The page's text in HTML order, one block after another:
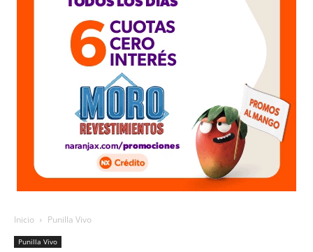
Inicio Punilla Vivo
Punilla Vivo